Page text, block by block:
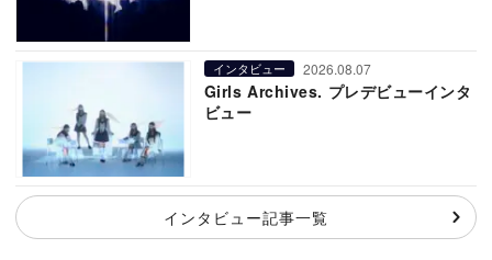
インタビュー 2026.08.07
Girls Archives. プレデビューインタ
ビュー
インタビュー記事一覧